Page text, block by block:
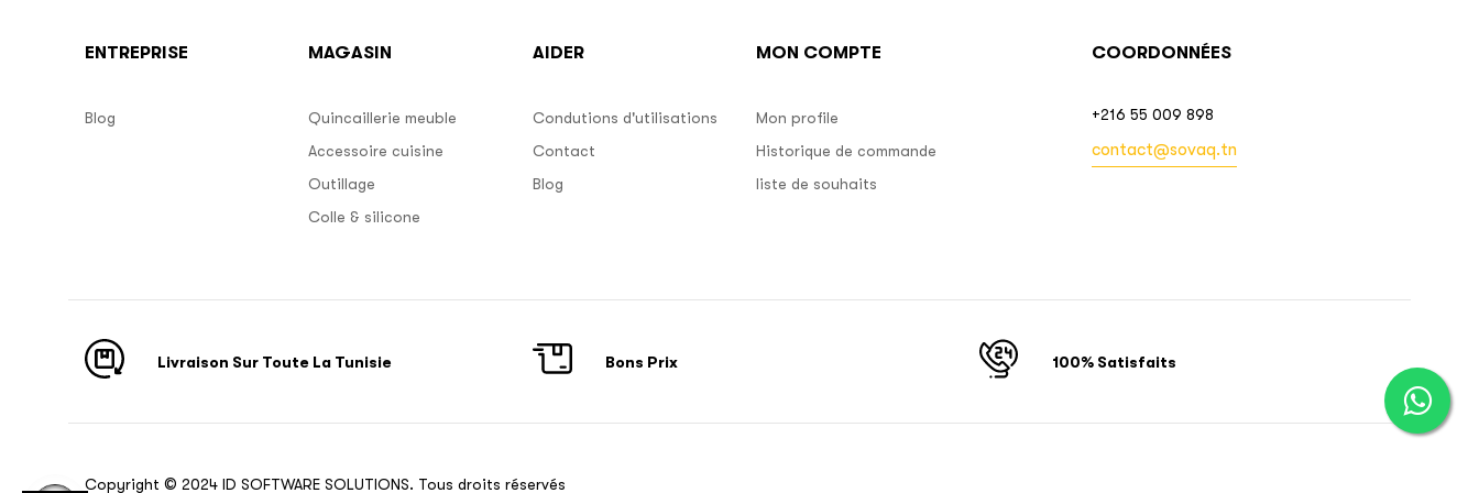
ENTREPRISE
Blog
MAGASIN
Quincaillerie meuble
Accessoire cuisine
Outillage
Colle & silicone
AIDER
Condutions d'utilisations
Contact
Blog
MON COMPTE
Mon profile
Historique de commande
liste de souhaits
COORDONNÉES
+216 55 009 898
contact@sovaq.tn
Livraison Sur Toute La Tunisie Bons Prix 100% Satisfaits
Copyright © 2024 ID SOFTWARE SOLUTIONS. Tous droits réservés